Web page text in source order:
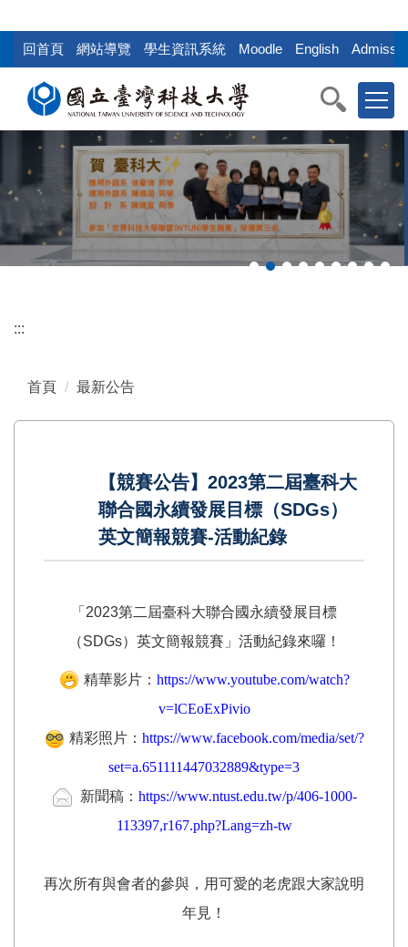
到
回首頁 網站導覽 學生資訊系統 Moodle English
:::
首頁 最新公告
【競賽公告】2023第二屆臺科大
聯合國永續發展目標（SDGs）
英文簡報競賽-活動紀錄
「2023第二屆臺科大聯合國永續發展目標
（SDGs）英文簡報競賽」活動紀錄來囉！
精華影片： https://www.youtube.com/watch?
v=lCEoExPivio
精彩照片： https://www.facebook.com/media/set/?
set=a.651111447032889&type=3
新聞稿： https://www.ntust.edu.tw/p/406-1000-
113397,r167.php?Lang=zh-tw
再次所有與會者的參與，用可愛的老虎跟大家說明
年見！